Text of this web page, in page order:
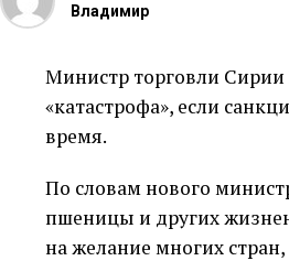
Владимир
Министр торговли Сирии
«катастрофа», если
время.
По словам нового
пшеницы и других
на желание многих